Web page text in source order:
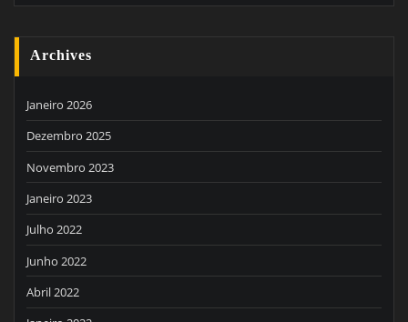
Archives
Janeiro 2026
Dezembro 2025
Novembro 2023
Janeiro 2023
Julho 2022
Junho 2022
Abril 2022